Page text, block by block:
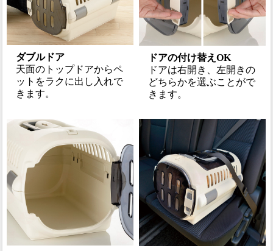
ダブルドア
天面のトップドアからペ
ットをラクに出し入れで
きます。
ドアの付け替えOK
ドアは右開き、左開きの
どちらかを選ぶことがで
きます。